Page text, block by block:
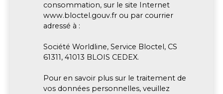
consommation, sur le site Internet
www.bloctel.gouv.fr ou par courrier
adressé à :
Société Worldline, Service Bloctel, CS
61311, 41013 BLOIS CEDEX.
Pour en savoir plus sur le traitement de
vos données personnelles, veuillez